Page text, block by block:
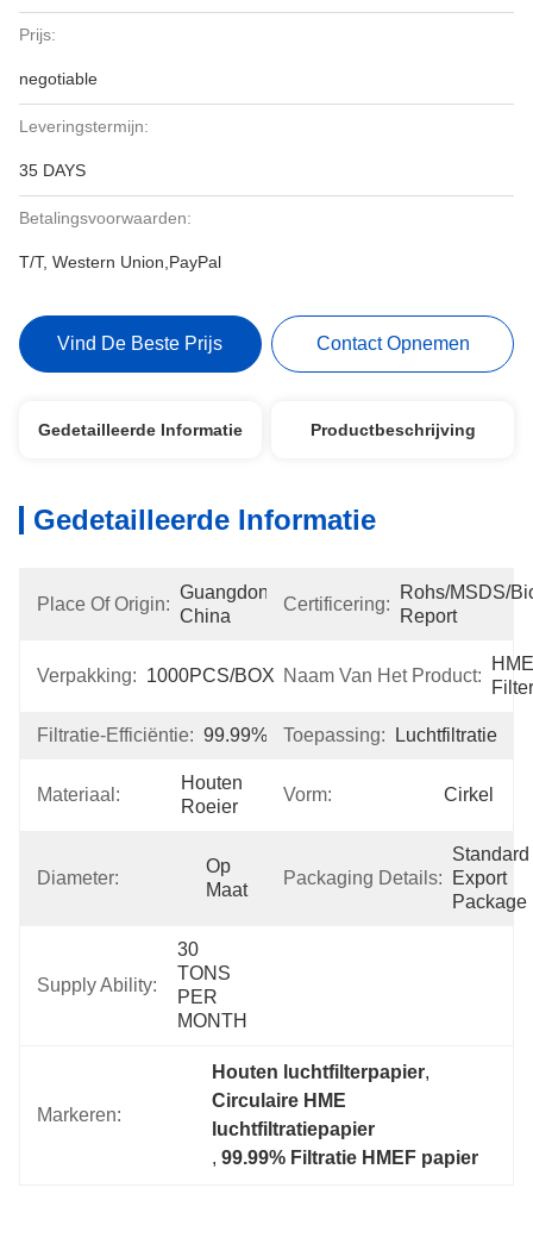
Prijs:
negotiable
Leveringstermijn:
35 DAYS
Betalingsvoorwaarden:
T/T, Western Union,PayPal
Vind De Beste Prijs Contact Opnemen
Gedetailleerde Informatie Productbeschrijving
Gedetailleerde Informatie
Place Of Origin:
Guangdong,
China
Certificering:
Rohs/MSDS/
Report
Verpakking: 1000PCS/BOX Naam Van Het Product:
HME
Filtratie-Efficiëntie: 99.99% Toepassing: Luchtfiltratie
Materiaal:
Houten
Roeier
Vorm: Cirkel
Diameter:
Op
Maat
Packaging Details:
Standard
Export
Package
Supply Ability:
30
TONS
PER
MONTH
Markeren:
Houten luchtfilterpapier,
Circulaire HME
luchtfiltratiepapier
, 99.99% Filtratie HMEF papier